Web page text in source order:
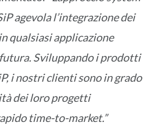
agevola l’integrazione dei
qualsiasi applicazione
Sviluppando i prodotti
i nostri clienti sono in grado
dei loro progetti
time-to-market.”